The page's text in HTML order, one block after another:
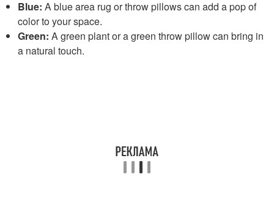
Blue: A blue area rug or throw pillows can add a pop of
color to your space.
Green: A green plant or a green throw pillow can bring in
a natural touch.